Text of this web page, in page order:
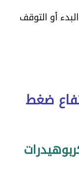
أو التوقف
ضغط